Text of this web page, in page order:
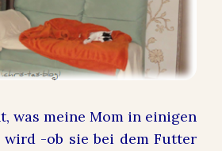
was meine Mom in einigen
wird -ob sie bei dem Futter